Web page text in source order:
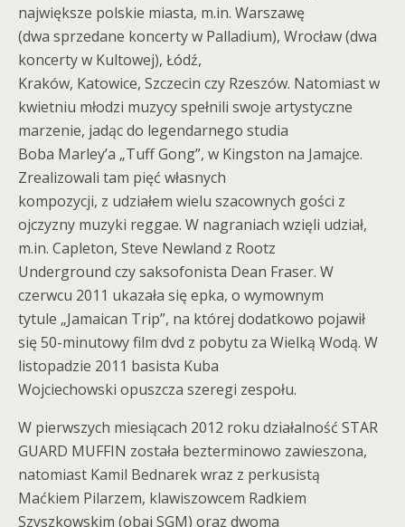
największe polskie miasta, m.in. Warszawę
(dwa sprzedane koncerty w Palladium), Wrocław (dwa
koncerty w Kultowej), Łódź,
Kraków, Katowice, Szczecin czy Rzeszów. Natomiast w
kwietniu młodzi muzycy spełnili swoje artystyczne
marzenie, jadąc do legendarnego studia
Boba Marley’a „Tuff Gong”, w Kingston na Jamajce.
Zrealizowali tam pięć własnych
kompozycji, z udziałem wielu szacownych gości z
ojczyzny muzyki reggae. W nagraniach wzięli udział,
m.in. Capleton, Steve Newland z Rootz
Underground czy saksofonista Dean Fraser. W
czerwcu 2011 ukazała się epka, o wymownym
tytule „Jamaican Trip”, na której dodatkowo pojawił
się 50-minutowy film dvd z pobytu za Wielką Wodą. W
listopadzie 2011 basista Kuba
Wojciechowski opuszcza szeregi zespołu.
W pierwszych miesiącach 2012 roku działalność STAR
GUARD MUFFIN została bezterminowo zawieszona,
natomiast Kamil Bednarek wraz z perkusistą
Maćkiem Pilarzem, klawiszowcem Radkiem
Szyszkowskim (obaj SGM) oraz dwoma